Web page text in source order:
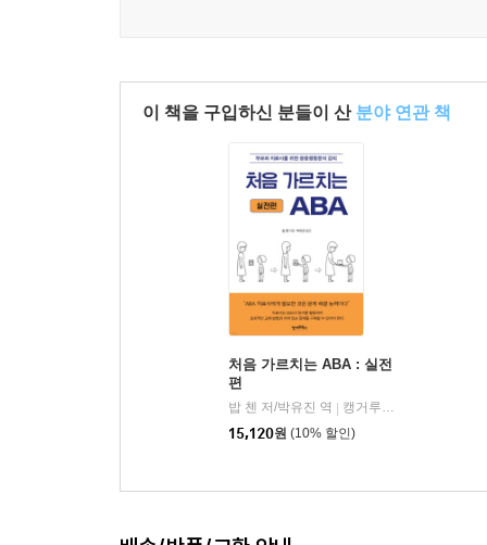
이 책을 구입하신 분들이 산 분야 연관 책
처음 가르치는 ABA : 실전
편
밥 첸 저/박유진 역
캥거루북스
15,120원 (10% 할인)